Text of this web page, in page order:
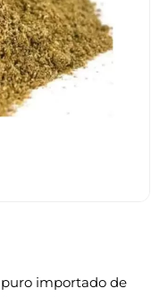
puro importado de